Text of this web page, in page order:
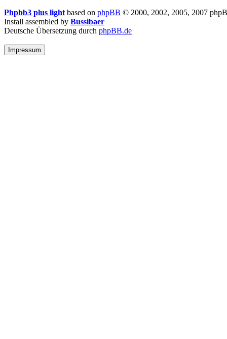
Phpbb3 plus light based on phpBB © 2000, 2002, 2005, 2007
Install assembled by Bussibaer
Deutsche Übersetzung durch phpBB.de